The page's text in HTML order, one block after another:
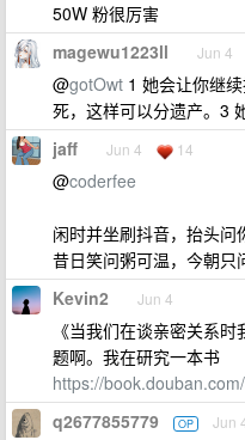
50W 粉很厉害
magewu1223ll Jun 4
@gotOwt 1 她会让你继
死，这样可以分遗产。3
jaff Jun 4 14
@coderfee
闲时并坐刷抖音，抬头问
昔日笑问粥可温，今朝只
Kevin2 Jun 4
《当我们在谈亲密关系
题啊。我在研究一本书
https://
q2677855779 OP Jun